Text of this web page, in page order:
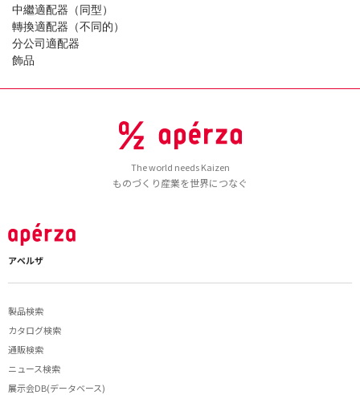
中繼適配器（同型）
轉換適配器（不同的）
分公司適配器
飾品
The world needs Kaizen
ものづくり産業を世界につなぐ
アペルザ
製品検索
カタログ検索
通販検索
ニュース検索
展示会DB(データベース)